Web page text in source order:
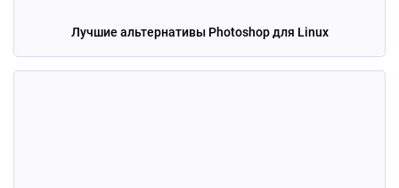
Лучшие альтернативы Photoshop для Linux